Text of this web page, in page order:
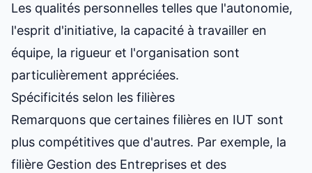
Les qualités personnelles telles que l'autonomie,
l'esprit d'initiative, la capacité à travailler en
équipe, la rigueur et l'organisation sont
particulièrement appréciées.
Spécificités selon les filières
Remarquons que certaines filières en IUT sont
plus compétitives que d'autres. Par exemple, la
filière Gestion des Entreprises et des